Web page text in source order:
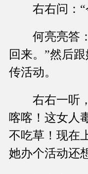
右右问：“
何亮亮答：
回来。”然后
传活动。
右右一听，
喀喀！这女人
不吃草！现在
她办个活动还